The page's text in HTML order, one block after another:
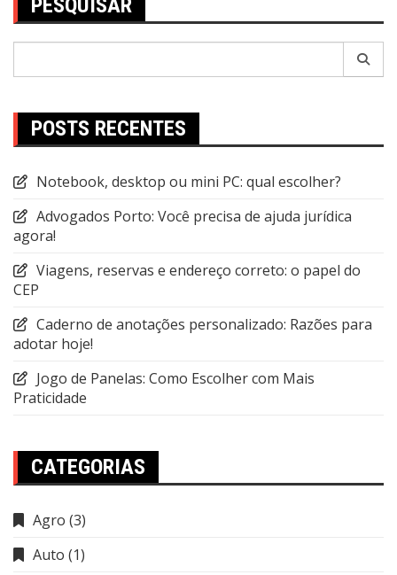
PESQUISAR
POSTS RECENTES
Notebook, desktop ou mini PC: qual escolher?
Advogados Porto: Você precisa de ajuda jurídica
agora!
Viagens, reservas e endereço correto: o papel do
CEP
Caderno de anotações personalizado: Razões para
adotar hoje!
Jogo de Panelas: Como Escolher com Mais
Praticidade
CATEGORIAS
Agro (3)
Auto (1)